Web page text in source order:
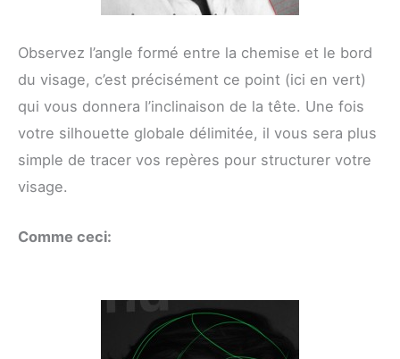
Observez l’angle formé entre la chemise et le bord
du visage, c’est précisément ce point (ici en vert)
qui vous donnera l’inclinaison de la tête. Une fois
votre silhouette globale délimitée, il vous sera plus
simple de tracer vos repères pour structurer votre
visage.
Comme ceci: